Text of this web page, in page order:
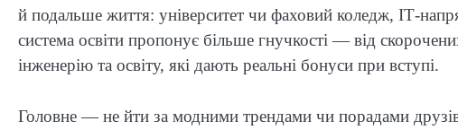
й подальше життя: університет чи фаховий коледж, ІТ-
система освіти пропонує більше гнучкості — від
інженерію та освіту, які дають реальні бонуси при вступі.
Головне — не йти за модними трендами чи порадами